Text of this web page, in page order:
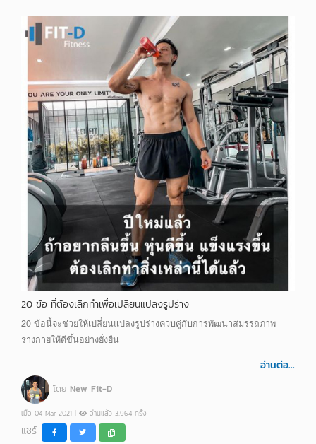
20 ข้อ ที่ต้องเลิกทำเพื่อเปลี่ยนแปลงรูปร่าง
20 ข้อนี้จะช่วยให้เปลี่ยนแปลงรูปร่างควบคู่กับการพัฒนาสมรรถภาพ
ร่างกายให้ดีขึ้นอย่างยั่งยืน
อ่านต่อ...
โดย New Fit-D
เมื่อ 04 Mar 2021 | อ่านแล้ว 3,964 ครั้ง
แชร์